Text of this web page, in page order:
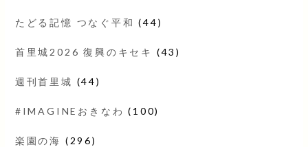
たどる記憶 つなぐ平和 (44)
首里城2026 復興のキセキ (43)
週刊首里城 (44)
#IMAGINEおきなわ (100)
楽園の海 (296)